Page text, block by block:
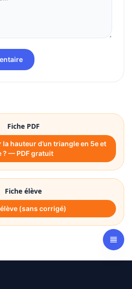
Fiche PDF
hauteur d’un triangle en 5e et
? — PDF gratuit
Fiche élève
(sans corrigé)